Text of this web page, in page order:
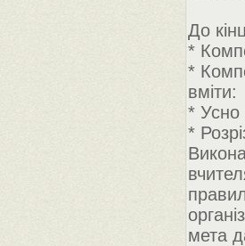
До
*
*
вміти:
* Усно
*
мета